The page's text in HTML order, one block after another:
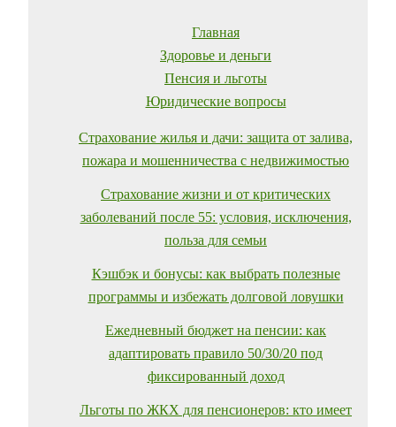
Главная
Здоровье и деньги
Пенсия и льготы
Юридические вопросы
Страхование жилья и дачи: защита от залива,
пожара и мошенничества с недвижимостью
Страхование жизни и от критических
заболеваний после 55: условия, исключения,
польза для семьи
Кэшбэк и бонусы: как выбрать полезные
программы и избежать долговой ловушки
Ежедневный бюджет на пенсии: как
адаптировать правило 50/30/20 под
фиксированный доход
Льготы по ЖКХ для пенсионеров: кто имеет